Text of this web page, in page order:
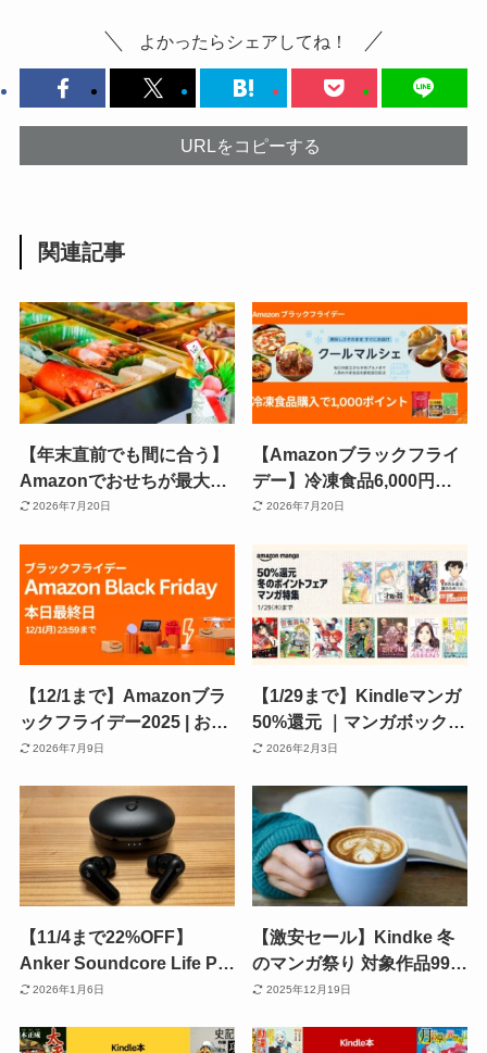
よかったらシェアしてね！
URLをコピーする
関連記事
【年末直前でも間に合う】
Amazonでおせちが最大
53％オフ！最安8,888円〜
と納税おせち／カニ／お酒
など
2026年7月20日
【Amazonブラックフライ
デー】冷凍食品6,000円以
上購入で1,000ポイント還
割引商品も。まとめ買いチ
ャンス！
2026年7月20日
【12/1まで】Amazonブラ
ックフライデー2025 | お得
の取りこぼし・買い忘れは
ール攻略ガイド《お得に買
うためのリスト》
2026年7月9日
【1/29まで】Kindleマンガ
50%還元 ｜マンガボックス
作品は 無料・99円・半額＋
死亡フラグ／才能の器／あ
おのたつき
2026年2月3日
【11/4まで22%OFF】
Anker Soundcore Life P2
Miniレビュー｜軽量・高音
《Amazonスマイル
2026年1月6日
【激安セール】Kindke 冬
のマンガ祭り 対象作品99円
以下 |対象作品 2000冊以
品：福本伸行 『カイジ」
2025年12月19日